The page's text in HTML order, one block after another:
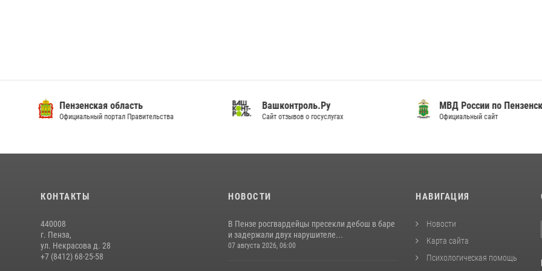
Пензенская область
Официальный портал Правительства
Вашконтроль.Ру
Сайт отзывов о госуслугах
МВД России по
Официальный сайт
КОНТАКТЫ
440008
г. Пенза,
ул. Некрасова д. 28
+7 (8412) 68-25-58
НОВОСТИ
В Пензе росгвардейцы пресекли дебош в баре
и задержали двух нарушителе...
07 августа 2026, 06:00
НАВИГАЦИЯ
Новости
Карта сайта
Психологическая помощь